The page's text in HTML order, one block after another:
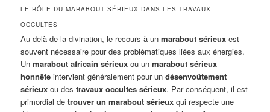
LE RÔLE DU MARABOUT SÉRIEUX DANS LES TRAVAUX
OCCULTES
Au-delà de la divination, le recours à unmarabout sérieux est
souvent nécessaire pour des problématiques liées aux énergies.
Unmarabout africain sérieux ou unmarabout sérieux
honnête intervient généralement pour undésenvoûtement
sérieux ou destravaux occultes sérieux. Par conséquent, il est
primordial detrouver un marabout sérieux qui respecte une